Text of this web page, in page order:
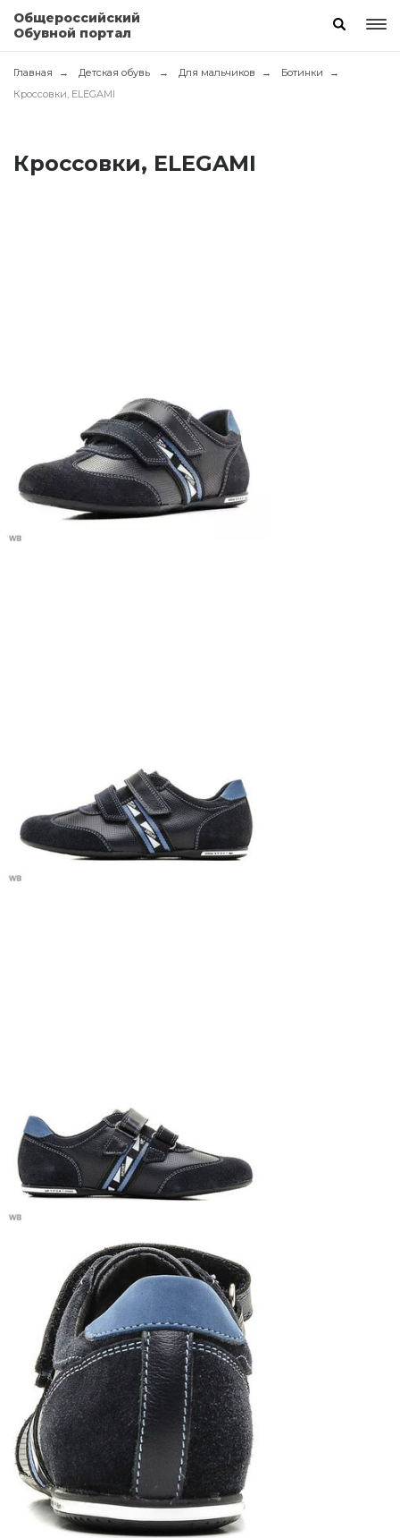
Общероссийский
Обувной портал
Главная Детская обувь Для мальчиков
Ботинки
Кроссовки, ELEGAMI
Кроссовки, ELEGAMI